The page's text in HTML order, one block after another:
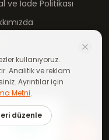
ve İade Politikası
ile yapıldı
kullanıyoruz.
Analitik ve reklam
Ayrıntılar için
Metni.
düzenle
Katıl